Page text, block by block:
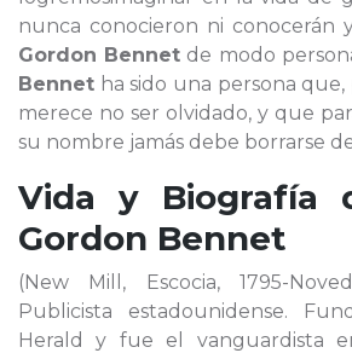
nunca conocieron ni conocerán
Gordon Bennet de modo
Bennet ha sido una persona
merece no ser olvidado, y que
su nombre jamás debe borrarse
Vida y Biografía
Gordon Bennet
(New Mill, Escocia, 1795-
Publicista estadounidense.
Herald y fue el vanguardista